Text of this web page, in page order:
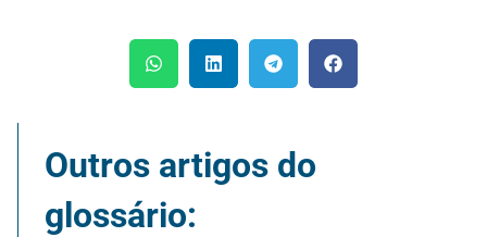
Outros artigos do
glossário: